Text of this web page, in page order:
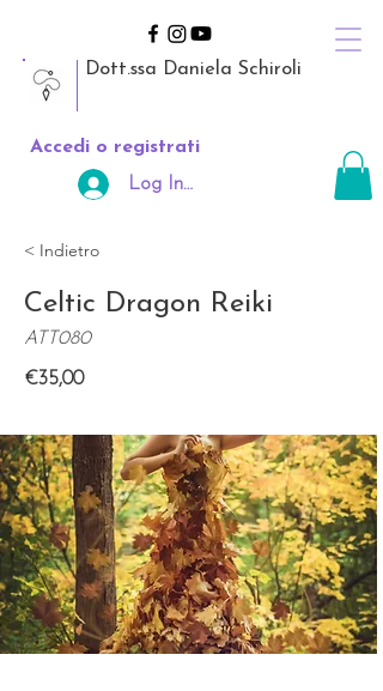
Dott.ssa Daniela Schiroli
Accedi o registrati
Log In Area Riservata
< Indietro
Celtic Dragon Reiki
ATT080
€35,00